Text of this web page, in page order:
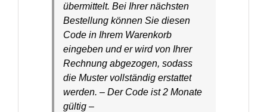
übermittelt. Bei Ihrer nächsten
Bestellung können Sie diesen
Code in Ihrem Warenkorb
eingeben und er wird von Ihrer
Rechnung abgezogen, sodass
die Muster vollständig erstattet
werden. – Der Code ist 2 Monate
gültig –